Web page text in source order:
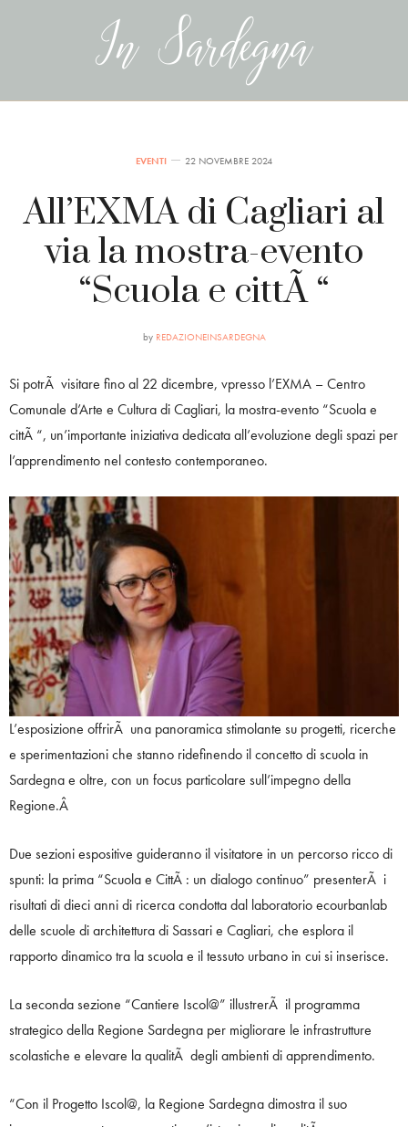
EVENTI 22 NOVEMBRE 2024
All’EXMA di Cagliari al
via la mostra-evento
“Scuola e cittÃ “
by REDAZIONEINSARDEGNA
Si potrÃ visitare fino al 22 dicembre, vpresso l’EXMA – Centro
Comunale d’Arte e Cultura di Cagliari, la mostra-evento “Scuola e
cittÃ “, un’importante iniziativa dedicata all’evoluzione degli spazi per
l’apprendimento nel contesto contemporaneo.
L’esposizione offrirÃ una panoramica stimolante su progetti, ricerche
e sperimentazioni che stanno ridefinendo il concetto di scuola in
Sardegna e oltre, con un focus particolare sull’impegno della
Regione.Â
Due sezioni espositive guideranno il visitatore in un percorso ricco di
spunti: la prima “Scuola e CittÃ : un dialogo continuo” presenterÃ i
risultati di dieci anni di ricerca condotta dal laboratorio ecourbanlab
delle scuole di architettura di Sassari e Cagliari, che esplora il
rapporto dinamico tra la scuola e il tessuto urbano in cui si inserisce.
La seconda sezione “Cantiere Iscol@” illustrerÃ il programma
strategico della Regione Sardegna per migliorare le infrastrutture
scolastiche e elevare la qualitÃ degli ambienti di apprendimento.
“Con il Progetto Iscol@, la Regione Sardegna dimostra il suo